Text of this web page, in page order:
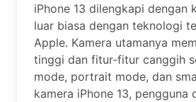
iPhone 13 dilengkapi dengan
luar biasa dengan teknologi
Apple. Kamera utamanya
tinggi dan fitur-fitur canggih
mode, portrait mode, dan
kamera iPhone 13, pengguna